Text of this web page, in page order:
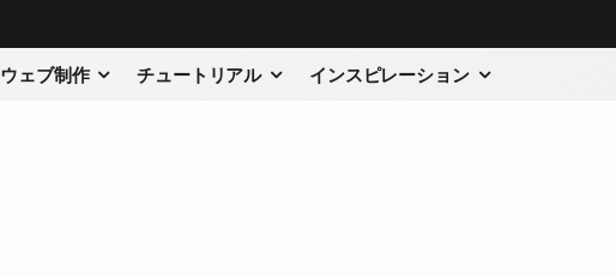
ウェブ制作 チュートリアル インスピレーション